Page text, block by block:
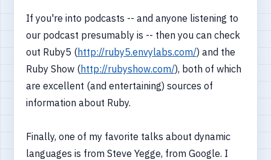
If you're into podcasts -- and anyone listening to
our podcast presumably is -- then you can check
out Ruby5 (http://ruby5.envylabs.com/) and the
Ruby Show (http://rubyshow.com/), both of which
are excellent (and entertaining) sources of
information about Ruby.
Finally, one of my favorite talks about dynamic
languages is from Steve Yegge, from Google. I